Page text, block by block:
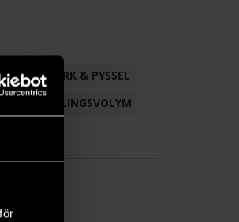
HANTVERK & PYSSEL
SAMLINGSVOLYM